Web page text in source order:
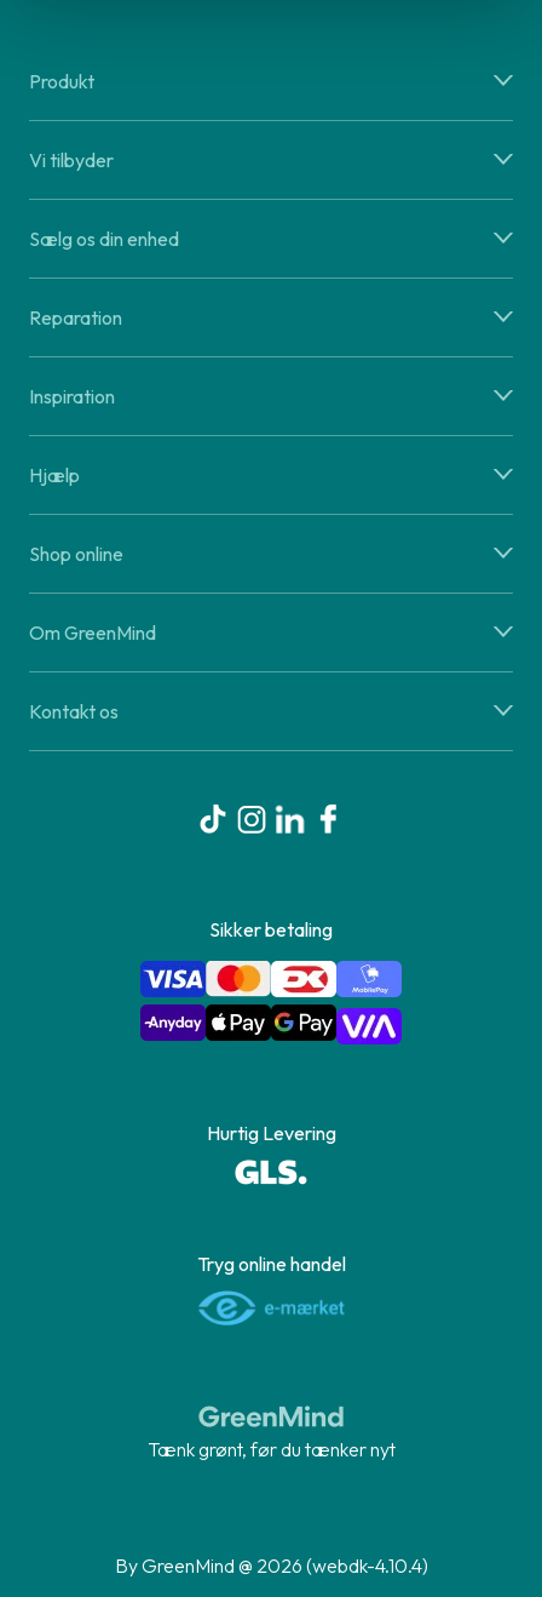
Produkt
Vi tilbyder
Sælg os din enhed
Reparation
Inspiration
Hjælp
Shop online
Om GreenMind
Kontakt os
Sikker betaling
Hurtig Levering
Tryg online handel
Tænk grønt, før du tænker nyt
By GreenMind @ 2026 (webdk-4.10.4)